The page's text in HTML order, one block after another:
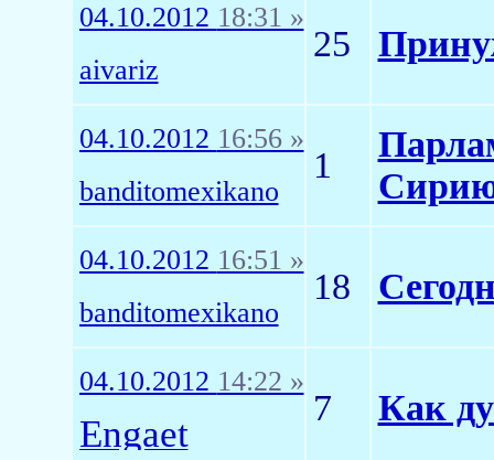
04.10.2012 18:31 »
aivariz
25
04.10.2012 16:56 »
banditomexikano
1
04.10.2012 16:51 »
banditomexikano
18
04.10.2012 14:22 »
Engaet
7 Как